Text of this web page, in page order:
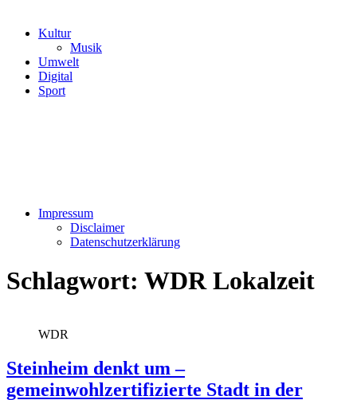
Kultur
Musik
Umwelt
Digital
Sport
Impressum
Disclaimer
Datenschutzerklärung
Schlagwort: WDR Lokalzeit
WDR
Steinheim denkt um –
gemeinwohlzertifizierte Stadt in der